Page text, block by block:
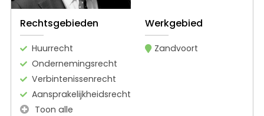
Rechtsgebieden
Huurrecht
Ondernemingsrecht
Verbintenissenrecht
Aansprakelijkheidsrecht
Toon alle
Werkgebied
Zandvoort